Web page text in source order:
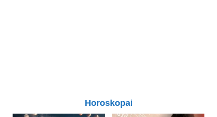
Horoskopai